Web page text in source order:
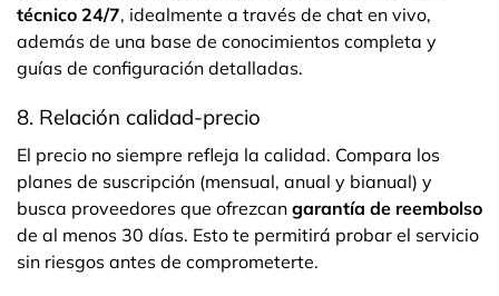
técnico 24/7, idealmente a través de chat en vivo,
además de una base de conocimientos completa y
guías de configuración detalladas.
8. Relación calidad-precio
El precio no siempre refleja la calidad. Compara los
planes de suscripción (mensual, anual y bianual) y
busca proveedores que ofrezcan garantía de reembolso
de al menos 30 días. Esto te permitirá probar el servicio
sin riesgos antes de comprometerte.